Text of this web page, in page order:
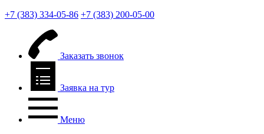
+7 (383) 334-05-86 +7 (383) 200-05-00
Заказать звонок
Заявка на тур
Меню